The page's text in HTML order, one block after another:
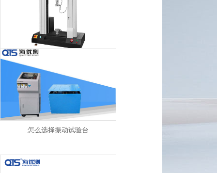
怎么选择振动试验台